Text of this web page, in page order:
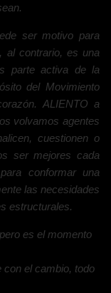
ser motivo para
al contrario, es una
parte activa de la
del Movimiento
ALIENTO a
volvamos agentes
cuestionen o
ser mejores cada
conformar una
las necesidades
estructurales.
es el momento
con el cambio, todo